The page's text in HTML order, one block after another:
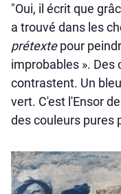
"Oui, il écrit que
a trouvé dans les
prétextepour
improbables ». Des
contrastent. Un
vert. C'est l'Ensor de
des couleurs pures